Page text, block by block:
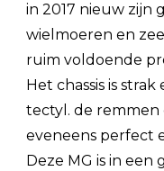
in 2017 nieuw zijn
wielmoeren en
ruim voldoende
Het chassis is
tectyl. de remmen
eveneens perfect
Deze MG is in